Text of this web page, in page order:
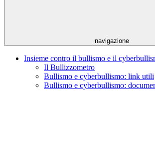
navigazione
Insieme contro il bullismo e il
Il Bullizzometro
Bullismo e cyberbullismo: link utili
Bullismo e cyberbullismo: